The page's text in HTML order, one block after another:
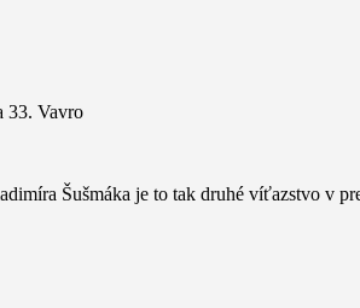
33. Vavro
Šušmáka je to tak druhé víťazstvo v